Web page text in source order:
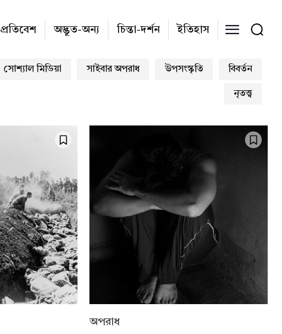
প্রতিবেশ অদ্ভুত-অন্য চিন্তা-দর্শন ইতিহাস
সোশ্যাল মিডিয়া সাইবার অপরাধ উপসংস্কৃতি বিবর্তন
নৃতত্ত্ব
অপরাধ